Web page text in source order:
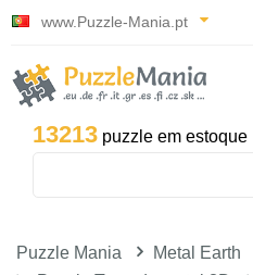
www.Puzzle-Mania.pt
13213 puzzle em estoque
Puzzle Mania
Metal Earth